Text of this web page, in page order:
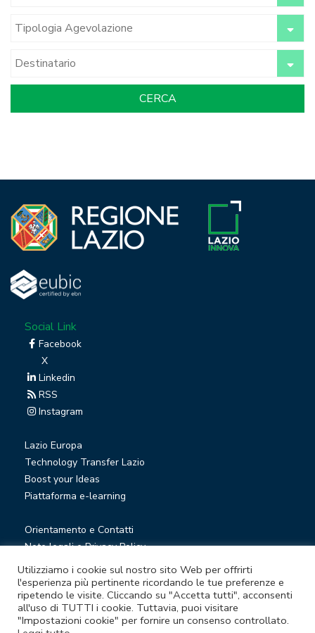
Social Link
Facebook
X
Linkedin
RSS
Instagram
Lazio Europa
Technology Transfer Lazio
Boost your Ideas
Piattaforma e-learning
Orientamento e Contatti
Note legali e Privacy Policy
Privacy Newsletter
Società trasparente
Whistleblowing
Utilizziamo i cookie sul nostro sito Web per offrirti
l'esperienza più pertinente ricordando le tue preferenze e
ripetendo le visite. Cliccando su "Accetta tutti", acconsenti
all'uso di TUTTI i cookie. Tuttavia, puoi visitare
"Impostazioni cookie" per fornire un consenso controllato.